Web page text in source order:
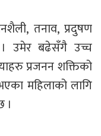
तनाव, प्रदुषण
। उमेर बढेसँगै उच्च
प्रजनन शक्तिको
महिलाको लागि
।